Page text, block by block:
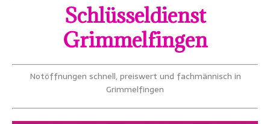
Schlüsseldienst
Grimmelfingen
Notöffnungen schnell, preiswert und fachmännisch in
Grimmelfingen